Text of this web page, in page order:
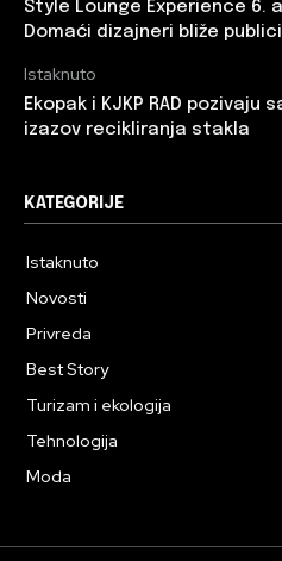
Style Lounge Experience 6.
Domaći dizajneri bliže publici
Istaknuto
Ekopak i KJKP RAD
izazov recikliranja stakla
KATEGORIJE
Istaknuto
Novosti
Privreda
Best Story
Turizam i ekologija
Tehnologija
Moda